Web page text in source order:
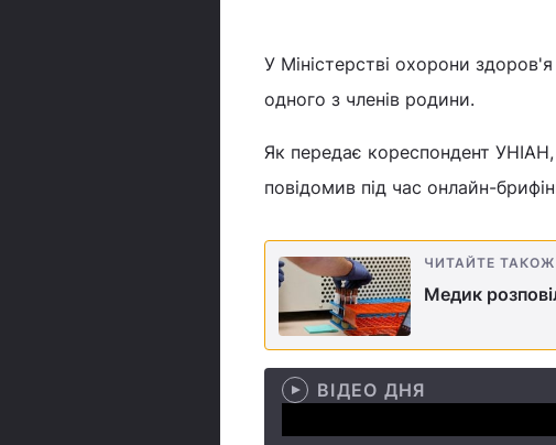
У Міністерстві охорони
одного з членів родини.
Як передає кореспондент
повідомив під час онлайн-
ЧИТАЙТЕ ТАКОЖ
Медик
ВІДЕО ДНЯ